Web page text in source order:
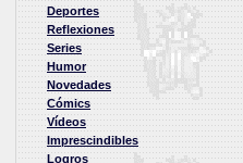
Deportes
Reflexiones
Series
Humor
Novedades
Cómics
Vídeos
Imprescindibles
Logros